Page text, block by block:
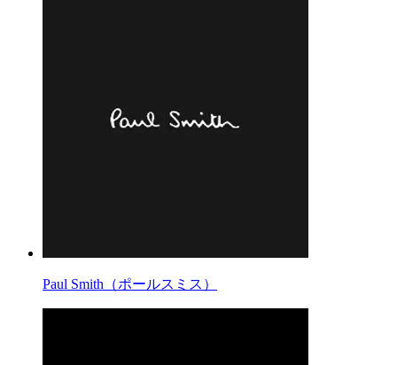
Paul Smith（ポールスミス）